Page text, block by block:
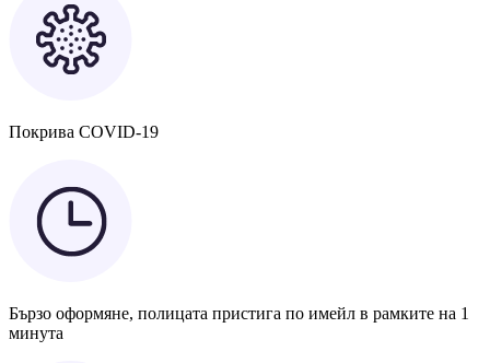
Покрива COVID-19
Бързо оформяне, полицата пристига по имейл в рамките на 1
минута